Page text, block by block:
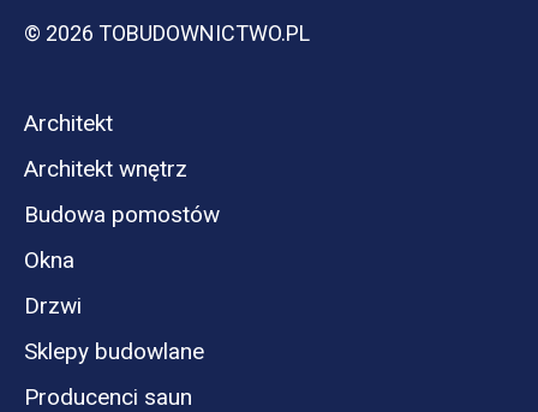
© 2026 TOBUDOWNICTWO.PL
Architekt
Architekt wnętrz
Budowa pomostów
Okna
Drzwi
Sklepy budowlane
Producenci saun